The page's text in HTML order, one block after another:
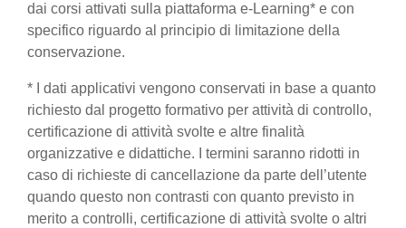
dai corsi attivati sulla piattaforma e-Learning* e con
specifico riguardo al principio di limitazione della
conservazione.
* I dati applicativi vengono conservati in base a quanto
richiesto dal progetto formativo per attività di controllo,
certificazione di attività svolte e altre finalità
organizzative e didattiche. I termini saranno ridotti in
caso di richieste di cancellazione da parte dell’utente
quando questo non contrasti con quanto previsto in
merito a controlli, certificazione di attività svolte o altri